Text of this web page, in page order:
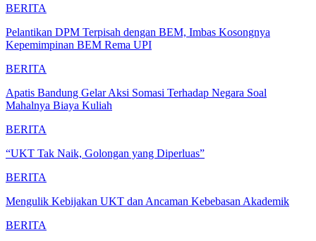
BERITA
Pelantikan DPM Terpisah dengan BEM, Imbas Kosongnya
Kepemimpinan BEM Rema UPI
BERITA
Apatis Bandung Gelar Aksi Somasi Terhadap Negara Soal
Mahalnya Biaya Kuliah
BERITA
“UKT Tak Naik, Golongan yang Diperluas”
BERITA
Mengulik Kebijakan UKT dan Ancaman Kebebasan Akademik
BERITA